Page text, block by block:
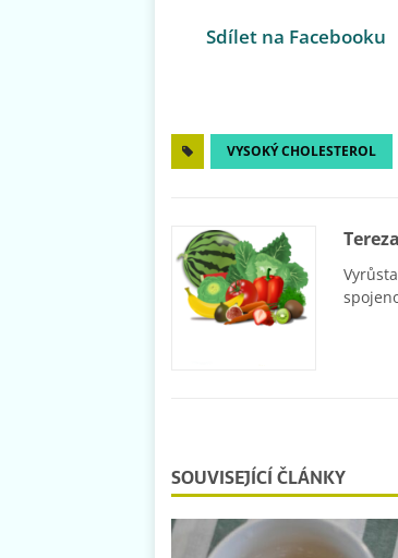
Sdílet na Facebooku
VYSOKÝ CHOLESTEROL
SOUVISEJÍCÍ ČLÁNKY